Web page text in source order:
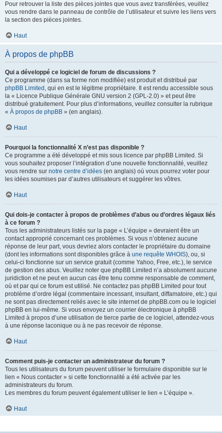
Pour retrouver la liste des pièces jointes que vous avez transférées, veuillez
vous rendre dans le panneau de contrôle de l’utilisateur et suivre les liens vers
la section des pièces jointes.
Haut
À propos de phpBB
Qui a développé ce logiciel de forum de discussions ?
Ce programme (dans sa forme non modifiée) est produit et distribué par
phpBB Limited , qui en est le légitime propriétaire. Il est rendu accessible sous
la « Licence Publique Générale GNU version 2 (GPL-2.0) » et peut être
distribué gratuitement. Pour plus d’informations, veuillez consulter la rubrique
« À propos de phpBB » (en anglais).
Haut
Pourquoi la fonctionnalité X n’est pas disponible ?
Ce programme a été développé et mis sous licence par phpBB Limited. Si
vous souhaitez proposer l’intégration d’une nouvelle fonctionnalité, veuillez
vous rendre sur notre centre d’idées (en anglais) où vous pourrez voter pour
les idées soumises par d’autres utilisateurs et suggérer les vôtres.
Haut
Qui dois-je contacter à propos de problèmes d’abus ou d’ordres légaux liés
à ce forum ?
Tous les administrateurs listés sur la page « L’équipe » devraient être un
contact approprié concernant ces problèmes. Si vous n’obtenez aucune
réponse de leur part, vous devriez alors contacter le propriétaire du domaine
(dont les informations sont disponibles grâce à une requête WHOIS), ou, si
celui-ci fonctionne sur un service gratuit (comme Yahoo, Free, etc.), le service
de gestion des abus. Veuillez noter que phpBB Limited n’a absolument aucune
juridiction et ne peut en aucun cas être tenu comme responsable de comment,
où et par qui ce forum est utilisé. Ne contactez pas phpBB Limited pour tout
problème d’ordre légal (commentaire incessant, insultant, diffamatoire, etc.) qui
ne sont pas directement reliés avec le site internet de phpBB.com ou le logiciel
phpBB en lui-même. Si vous envoyez un courrier électronique à phpBB
Limited à propos d’une utilisation de tierce partie de ce logiciel, attendez-vous
à une réponse laconique ou à ne pas recevoir de réponse.
Haut
Comment puis-je contacter un administrateur du forum ?
Tous les utilisateurs du forum peuvent utiliser le formulaire disponible sur le
lien « Nous contacter » si cette fonctionnalité a été activée par les
administrateurs du forum.
Les membres du forum peuvent également utiliser le lien « L’équipe ».
Haut